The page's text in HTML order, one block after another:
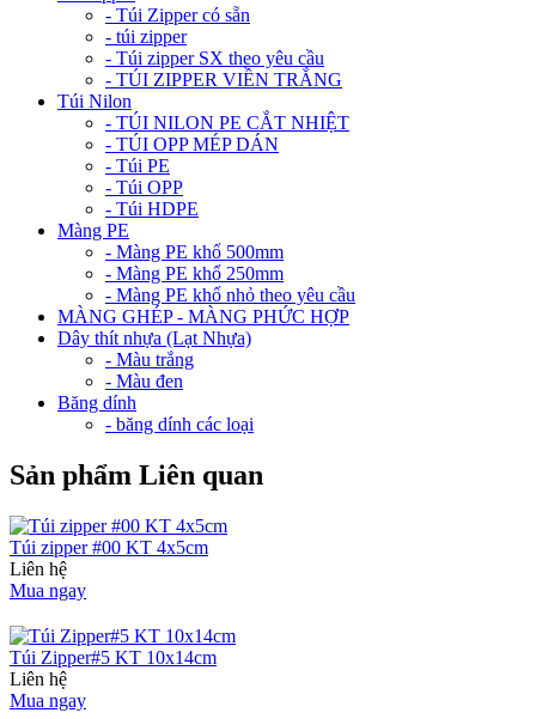
- Túi Zipper có sẵn
- túi zipper
- Túi zipper SX theo yêu cầu
- TÚI ZIPPER VIỀN TRẮNG
Túi Nilon
- TÚI NILON PE CẮT NHIỆT
- TÚI OPP MÉP DÁN
- Túi PE
- Túi OPP
- Túi HDPE
Màng PE
- Màng PE khổ 500mm
- Màng PE khổ 250mm
- Màng PE khổ nhỏ theo yêu cầu
MÀNG GHÉP - MÀNG PHỨC HỢP
Dây thít nhựa (Lạt Nhựa)
- Màu trắng
- Màu đen
Băng dính
- băng dính các loại
Sản phẩm Liên quan
Túi zipper #00 KT 4x5cm
Liên hệ
Mua ngay
Túi Zipper#5 KT 10x14cm
Liên hệ
Mua ngay